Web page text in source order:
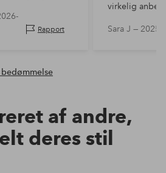
Rapport
virkelig
Sara J — 2025-
af andre,
deres stil